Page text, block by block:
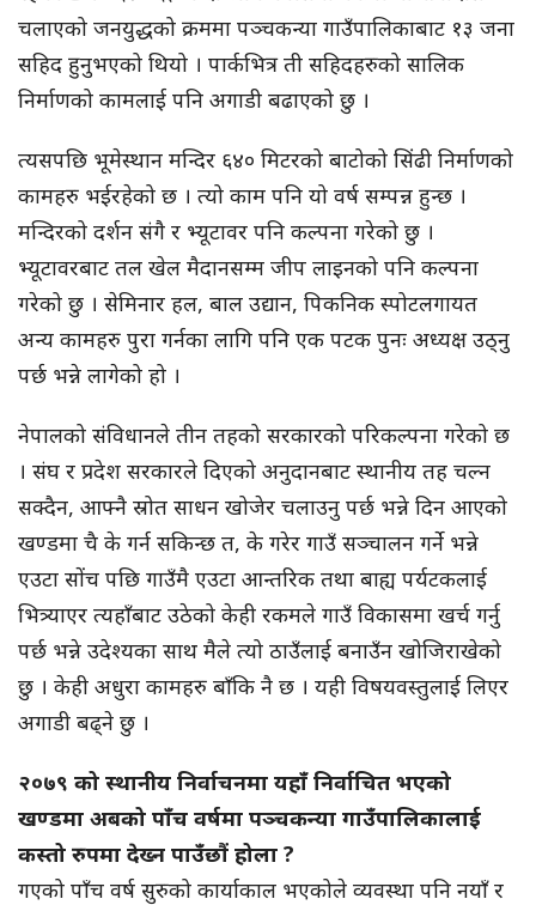
चलाएको जनयुद्धको क्रममा पञ्चकन्या गाउँपालिकाबाट १३ जना
सहिद हुनुभएको थियो । पार्कभित्र ती सहिदहरुको सालिक
निर्माणको कामलाई पनि अगाडी बढाएको छु ।
त्यसपछि भूमेस्थान मन्दिर ६४० मिटरको बाटोको सिंढी निर्माणको
कामहरु भईरहेको छ । त्यो काम पनि यो वर्ष सम्पन्न हुन्छ ।
मन्दिरको दर्शन संगै र भ्यूटावर पनि कल्पना गरेको छु ।
भ्यूटावरबाट तल खेल मैदानसम्म जीप लाइनको पनि कल्पना
गरेको छु । सेमिनार हल, बाल उद्यान, पिकनिक स्पोटलगायत
अन्य कामहरु पुरा गर्नका लागि पनि एक पटक पुनः अध्यक्ष उठ्नु
पर्छ भन्ने लागेको हो ।
नेपालको संविधानले तीन तहको सरकारको परिकल्पना गरेको छ
। संघ र प्रदेश सरकारले दिएको अनुदानबाट स्थानीय तह चल्न
सक्दैन, आफ्नै स्रोत साधन खोजेर चलाउनु पर्छ भन्ने दिन आएको
खण्डमा चै के गर्न सकिन्छ त, के गरेर गाउँ सञ्चालन गर्ने भन्ने
एउटा साेंच पछि गाउँमै एउटा आन्तरिक तथा बाह्य पर्यटकलाई
भित्र्याएर त्यहाँबाट उठेको केही रकमले गाउँ विकासमा खर्च गर्नु
पर्छ भन्ने उदेश्यका साथ मैले त्यो ठाउँलाई बनाउँन खोजिराखेको
छु । केही अधुरा कामहरु बाँकि नै छ । यही विषयवस्तुलाई लिएर
अगाडी बढ्ने छु ।
२०७९ को स्थानीय निर्वाचनमा यहाँ निर्वाचित भएको
खण्डमा अबको पाँच वर्षमा पञ्चकन्या गाउँपालिकालाई
कस्तो रुपमा देख्न पाउँछौं होला ?
गएको पाँच वर्ष सुरुको कार्याकाल भएकोले व्यवस्था पनि नयाँ र